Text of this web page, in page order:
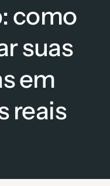
como
suas
em
reais